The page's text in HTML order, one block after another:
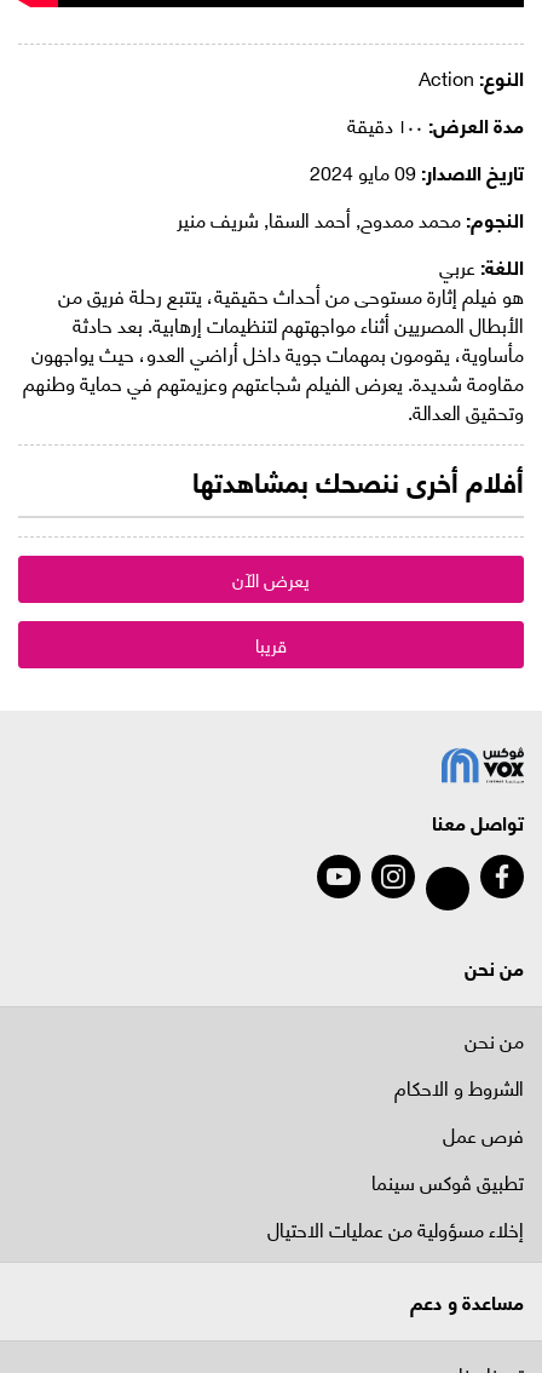
النوع:
مدة العرض:
تاريخ الاصدار:
النجوم:محمد ممدوح, أحمد السقا, شريف منير
اللغة:عربي
هو فيلم إثارة مستوحى من أحداث حقيقية، يتتبع رحلة فريق من
الأبطال المصريين أثناء مواجهتهم لتنظيمات إرهابية. بعد حادثة
مأساوية، يقومون بمهمات جوية داخل أراضي العدو، حيث يواجهون
مقاومة شديدة. يعرض الفيلم شجاعتهم وعزيمتهم في حماية وطنهم
وتحقيق العدالة.
أفلام أخرى ننصحك بمشاهدتها
يعرض الآن
قريبا
تواصل معنا
من نحن
من نحن
الشروط و الاحكام
فرص عمل
تطبيق ڤوكس سينما
إخلاء مسؤولية من عمليات الاحتيال
مساعدة و دعم